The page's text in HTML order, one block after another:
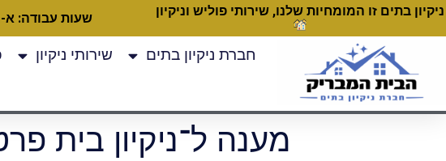
ניקיון בתים זו המומחיות שלנו, שירותי פוליש וניקיון שעות עבודה: א-ה: 7:00-20:00 ו: 7:00-
חברת ניקיון בתים שירותי ניקיון
מענה ל־ניקיון בית